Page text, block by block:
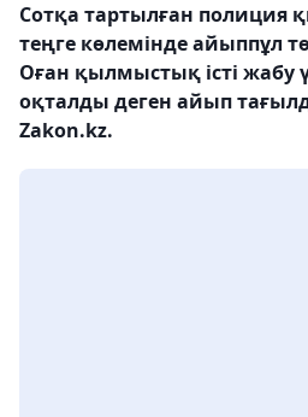
Сотқа тартылған полиция
теңге көлемінде айыппұл
Оған қылмыстық істі жабу
оқталды деген айып
Zakon.kz.